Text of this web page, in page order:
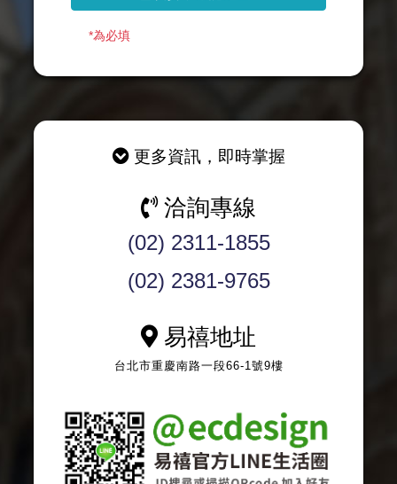
*為必填
更多資訊，即時掌握
洽詢專線
(02) 2311-1855
(02) 2381-9765
易禧地址
台北市重慶南路一段66-1號9樓